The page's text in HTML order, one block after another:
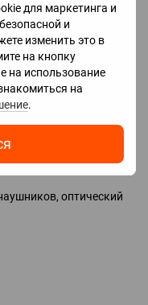
для маркетинга и
и
изменить это в
на кнопку
на использование
на
.
HGiG, QMS, QFT
оптический